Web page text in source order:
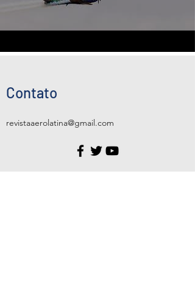
Contato
revistaaerolatina@gmail.com